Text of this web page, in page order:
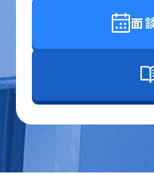
面